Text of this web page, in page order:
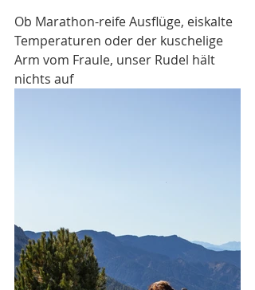
Ob Marathon-reife Ausflüge, eiskalte
Temperaturen oder der kuschelige
Arm vom Fraule, unser Rudel hält
nichts auf